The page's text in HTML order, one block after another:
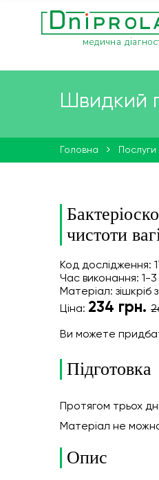
Швидкий
Головна Послуги
чистоти
Код дослідження:
Час виконання: 1-3
Матеріал: зішкріб
Ціна: 234 грн.
Ви можете
Підготовка
Протягом трьох
Матеріал не можна
Опис